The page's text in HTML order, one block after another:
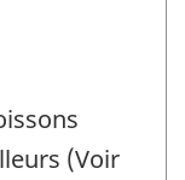
(Voir